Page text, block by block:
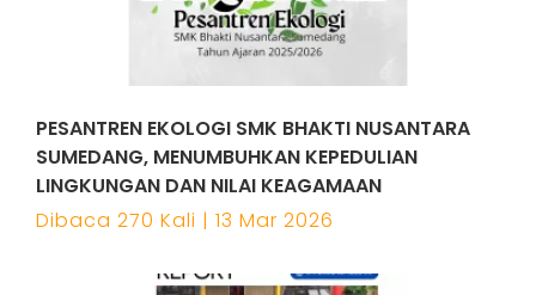
PESANTREN EKOLOGI SMK BHAKTI NUSANTARA
SUMEDANG, MENUMBUHKAN KEPEDULIAN
LINGKUNGAN DAN NILAI KEAGAMAAN
Dibaca 270 Kali | 13 Mar 2026